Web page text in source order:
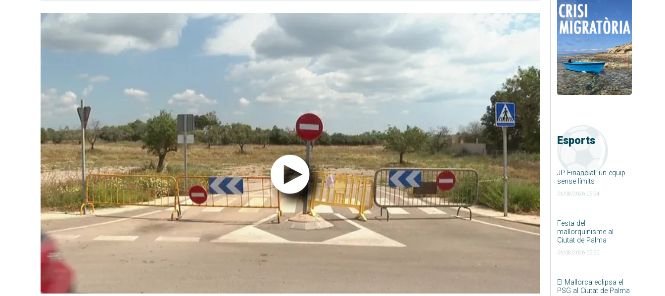
Esports
JP Financial, un equip
sense límits
06/08/2026 05:54
Festa del
mallorquinisme al
Ciutat de Palma
06/08/2026 05:50
El Mallorca eclipsa el
PSG al Ciutat de Palma